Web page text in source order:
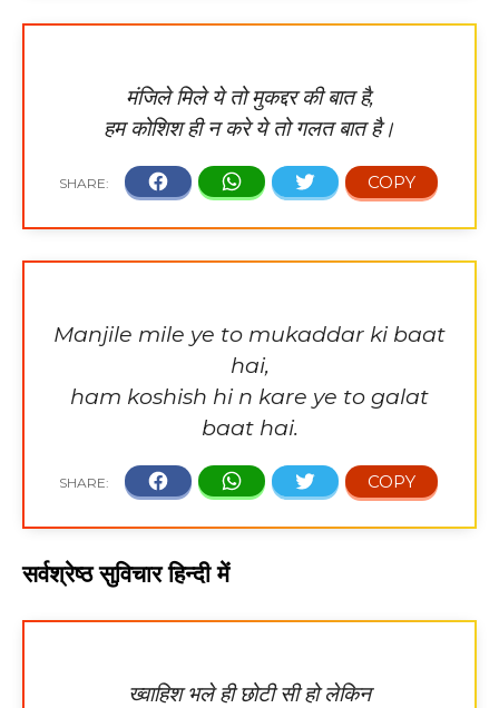
मंजिले मिले ये तो मुकद्दर की बात है,
हम कोशिश ही न करे ये तो गलत बात है।
Manjile mile ye to mukaddar ki baat
hai,
ham koshish hi n kare ye to galat
baat hai.
सर्वश्रेष्ठ सुविचार हिन्दी में
ख्वाहिश भले ही छोटी सी हो लेकिन